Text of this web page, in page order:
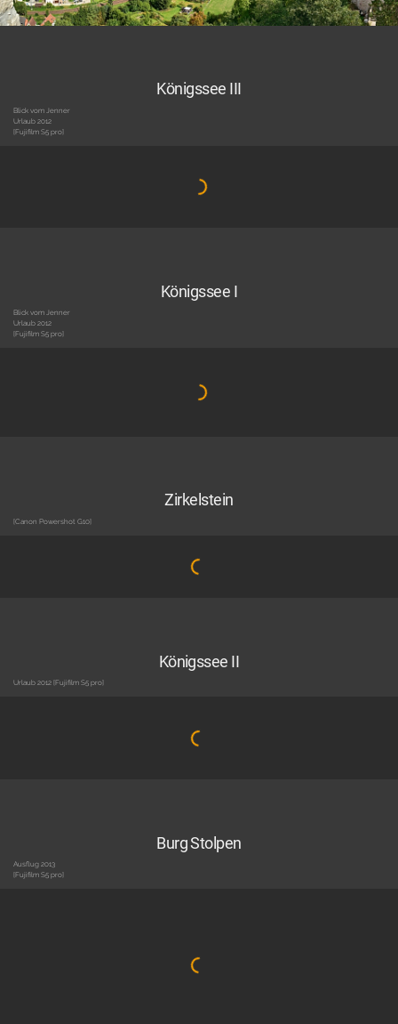
Königssee III
Blick vom Jenner
Urlaub 2012
[Fujifilm S5 pro]
Königssee I
Blick vom Jenner
Urlaub 2012
[Fujifilm S5 pro]
Zirkelstein
[Canon Powershot G10]
Königssee II
Urlaub 2012 [Fujifilm S5 pro]
Burg Stolpen
Ausflug 2013
[Fujifilm S5 pro]